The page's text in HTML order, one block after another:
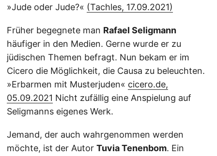
»Jude oder Jude?« (Tachles, 17.09.2021)
Früher begegnete man Rafael Seligmann
häufiger in den Medien. Gerne wurde er zu
jüdischen Themen befragt. Nun bekam er im
Cicero die Möglichkeit, die Causa zu beleuchten.
»Erbarmen mit Musterjuden« cicero.de,
05.09.2021 Nicht zufällig eine Anspielung auf
Seligmanns eigenes Werk.
Jemand, der auch wahrgenommen werden
möchte, ist der Autor Tuvia Tenenbom. Ein